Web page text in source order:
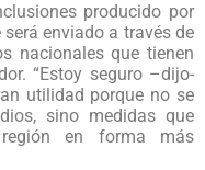
producido por
enviado a través de
nacionales que tienen
“Estoy seguro –dijo-
utilidad porque no se
sino medidas que
en forma más